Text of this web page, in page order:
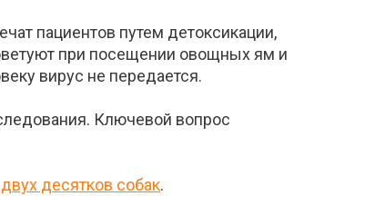
пациентов путем детоксикации,
при посещении овощных ям и
вирус не передается.
Ключевой вопрос
десятков собак.